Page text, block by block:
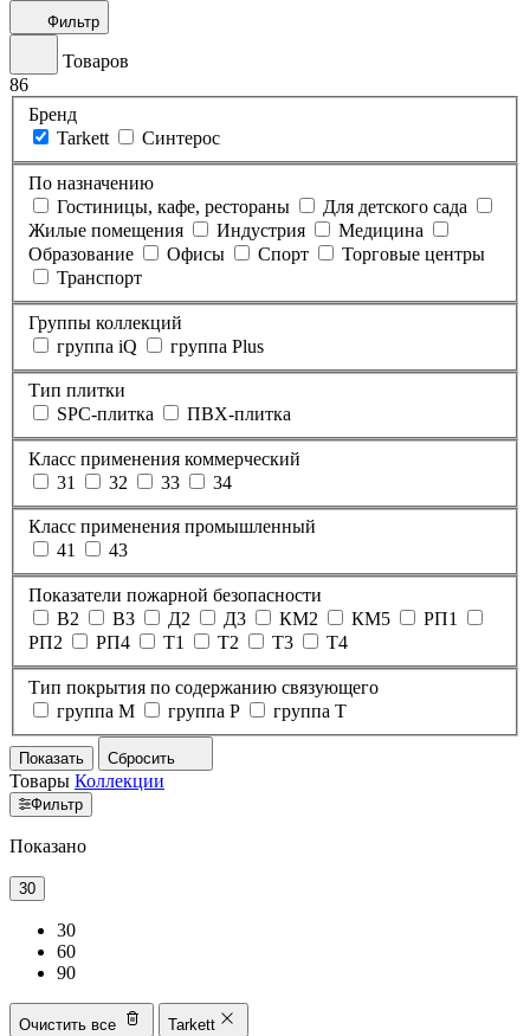
Фильтр
Товаров
86
Бренд
Tarkett
Синтерос
По назначению
Гостиницы, кафе, рестораны
Для детского сада
Жилые помещения
Индустрия
Медицина
Образование
Офисы Спорт
Торговые центры
Транспорт
Группы коллекций
группа iQ
группа Plus
Тип плитки
SPC-плитка
ПВХ-плитка
Класс применения коммерческий
31
32 33 34
Класс применения промышленный
41
43
Показатели пожарной безопасности
В2
В3 Д2 Д3 КМ2 КМ5
РП1
РП2
РП4 Т1 Т2 Т3 Т4
Тип покрытия по содержанию связующего
группа M
группа P группа T
Показать Сбросить
Товары Коллекции
Фильтр
Показано
30
30
60
90
Очистить все Tarkett